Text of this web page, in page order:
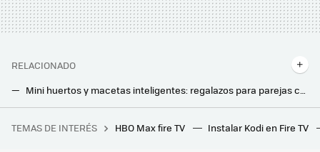
RELACIONADO
Descubre el outlet de reacondicionados de Amazon en el que puedes comprar freidoras de aire por 30 euros y hornos en liquidación
Este chiste de 'Los Simpson' que no entendí jamás esconde una increíble historia sobre la mayor decepción televisiva de la historia: el tesoro de Al Capone
TEMAS DE INTERÉS HBO Max fire TV Instalar Kodi en Fire TV